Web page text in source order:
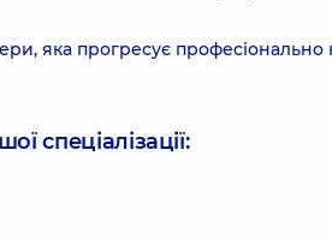
яка прогресує
спеціалізації: